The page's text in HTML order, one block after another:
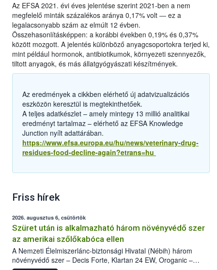
Az EFSA 2021. évi éves jelentése szerint 2021-ben a nem
megfelelő minták százalékos aránya 0,17% volt ― ez a
legalacsonyabb szám az elmúlt 12 évben.
Összehasonlításképpen: a korábbi években 0,19% és 0,37%
között mozgott. A jelentés különböző anyagcsoportokra terjed ki,
mint például hormonok, antibiotikumok, környezeti szennyezők,
tiltott anyagok, és más állatgyógyászati készítmények.
Az eredmények a cikkben elérhető új adatvizualizációs
eszközön keresztül is megtekinthetőek.
A teljes adatkészlet – amely mintegy 13 millió analitikai
eredményt tartalmaz – elérhető az EFSA Knowledge
Junction nyílt adattárában.
https://www.efsa.europa.eu/hu/news/veterinary-drug-
residues-food-decline-again?etrans=hu
Friss hírek
2026. augusztus 6, csütörtök
Szüret után is alkalmazható három növényvédő szer
az amerikai szőlőkabóca ellen
A Nemzeti Élelmiszerlánc-biztonsági Hivatal (Nébih) három
növényvédő szer – Decis Forte, Klartan 24 EW, Oroganic –